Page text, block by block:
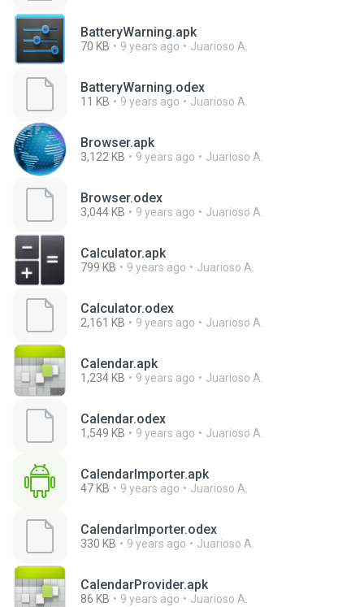
BatteryWarning.apk
70 KB 9 years ago Juarioso A.
BatteryWarning.odex
11 KB 9 years ago Juarioso A.
Browser.apk
3,122 KB 9 years ago Juarioso A.
Browser.odex
3,044 KB 9 years ago Juarioso A.
Calculator.apk
799 KB 9 years ago Juarioso A.
Calculator.odex
2,161 KB 9 years ago Juarioso A.
Calendar.apk
1,234 KB 9 years ago Juarioso A.
Calendar.odex
1,549 KB 9 years ago Juarioso A.
CalendarImporter.apk
47 KB 9 years ago Juarioso A.
CalendarImporter.odex
330 KB 9 years ago Juarioso A.
CalendarProvider.apk
86 KB 9 years ago Juarioso A.